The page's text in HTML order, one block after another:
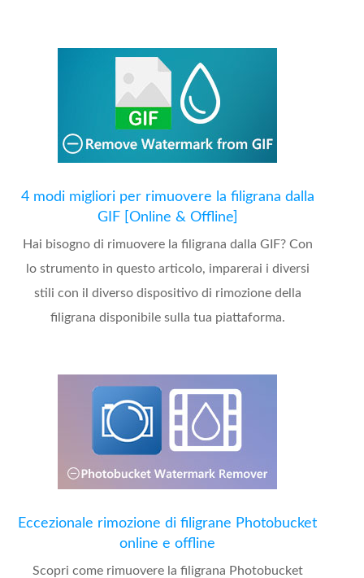
4 modi migliori per rimuovere la filigrana dalla
GIF [Online & Offline]
Hai bisogno di rimuovere la filigrana dalla GIF? Con
lo strumento in questo articolo, imparerai i diversi
stili con il diverso dispositivo di rimozione della
filigrana disponibile sulla tua piattaforma.
Eccezionale rimozione di filigrane Photobucket
online e offline
Scopri come rimuovere la filigrana Photobucket